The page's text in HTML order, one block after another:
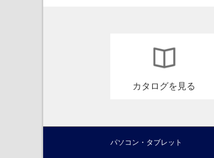
カタログを見る
パソコン・タブレット